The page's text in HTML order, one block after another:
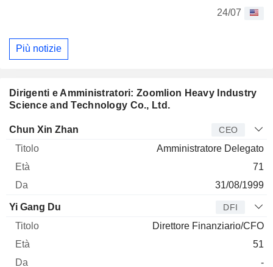
24/07
Più notizie
Dirigenti e Amministratori: Zoomlion Heavy Industry
Science and Technology Co., Ltd.
Manager Titolo
Chun Xin Zhan CEO
Amministratore Delegato
71
31/08/1999
Yi Gang Du DFI
Direttore Finanziario/CFO
51
-